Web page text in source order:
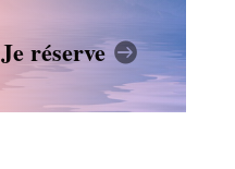
Je réserve